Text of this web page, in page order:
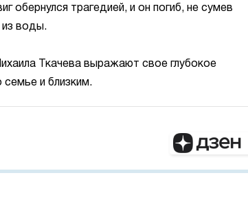
обернулся трагедией, и он погиб, не сумев
из воды.
Ткачева выражают свое глубокое
семье и близким.